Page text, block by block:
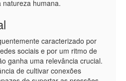
humana.
caracterizado por
sociais e por um ritmo de
ganha uma relevância crucial.
de cultivar conexões